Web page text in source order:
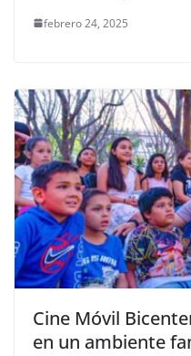
febrero 24, 2025
Cine Móvil
en un ambiente